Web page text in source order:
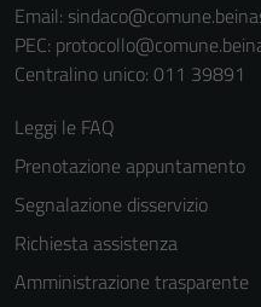
Email:
PEC:
Centralino unico: 011 39891
Leggi le FAQ
Prenotazione appuntamento
Segnalazione disservizio
Richiesta assistenza
Amministrazione trasparente